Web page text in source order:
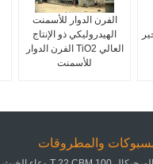
الفرن الدوار للأسمنت
الهيدروليكي ذو الإنتاج
العالي TiO2 الفرن الدوار
للأسمنت
والمطروقات